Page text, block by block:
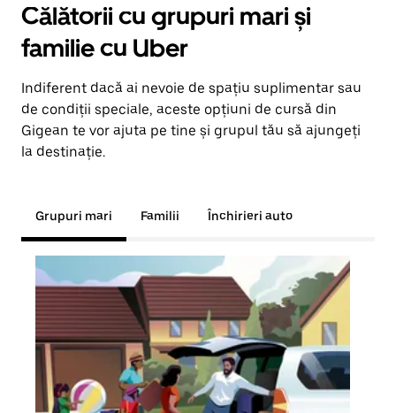
Călătorii cu grupuri mari și
familie cu Uber
Indiferent dacă ai nevoie de spațiu suplimentar sau
de condiții speciale, aceste opțiuni de cursă din
Gigean te vor ajuta pe tine și grupul tău să ajungeți
la destinație.
Grupuri mari Familii Închirieri auto